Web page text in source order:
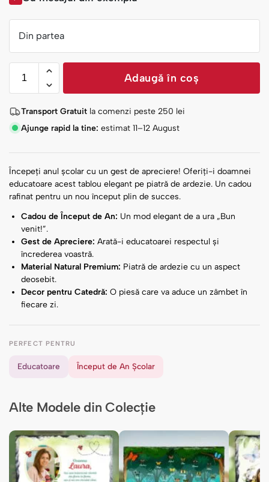
Din partea
Adaugă în coș
Transport Gratuit la comenzi peste 250 lei
Ajunge rapid la tine: estimat 11–12 August
Începeți anul școlar cu un gest de apreciere! Oferiți-i doamnei
educatoare acest tablou elegant pe piatră de ardezie. Un cadou
rafinat pentru un nou început plin de succes.
Cadou de Început de An: Un mod elegant de a ura „Bun
venit!”.
Gest de Apreciere: Arată-i educatoarei respectul și
încrederea voastră.
Material Natural Premium: Piatră de ardezie cu un aspect
deosebit.
Decor pentru Catedră: O piesă care va aduce un zâmbet în
fiecare zi.
PERFECT PENTRU
Educatoare Început de An Școlar
Alte Modele din Colecție